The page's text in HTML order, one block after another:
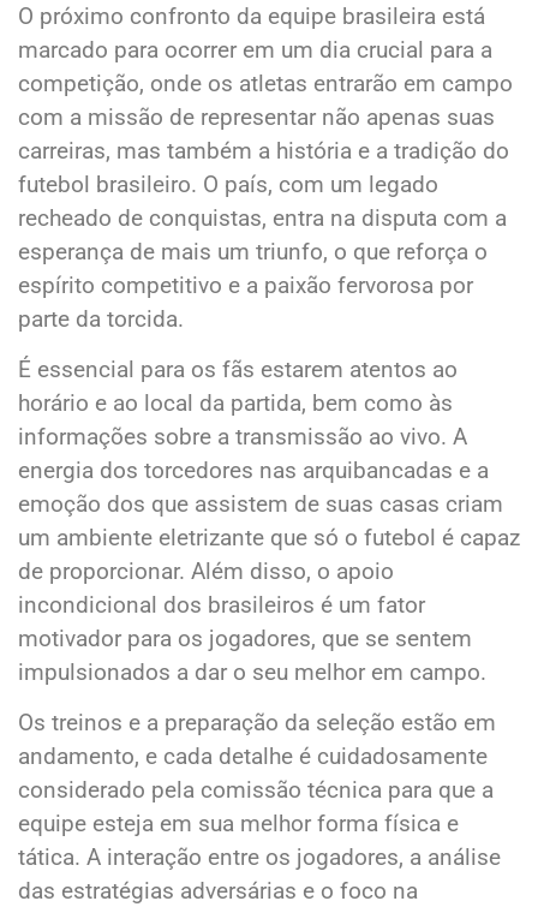
O próximo confronto da equipe brasileira está
marcado para ocorrer em um dia crucial para a
competição, onde os atletas entrarão em campo
com a missão de representar não apenas suas
carreiras, mas também a história e a tradição do
futebol brasileiro. O país, com um legado
recheado de conquistas, entra na disputa com a
esperança de mais um triunfo, o que reforça o
espírito competitivo e a paixão fervorosa por
parte da torcida.
É essencial para os fãs estarem atentos ao
horário e ao local da partida, bem como às
informações sobre a transmissão ao vivo. A
energia dos torcedores nas arquibancadas e a
emoção dos que assistem de suas casas criam
um ambiente eletrizante que só o futebol é capaz
de proporcionar. Além disso, o apoio
incondicional dos brasileiros é um fator
motivador para os jogadores, que se sentem
impulsionados a dar o seu melhor em campo.
Os treinos e a preparação da seleção estão em
andamento, e cada detalhe é cuidadosamente
considerado pela comissão técnica para que a
equipe esteja em sua melhor forma física e
tática. A interação entre os jogadores, a análise
das estratégias adversárias e o foco na